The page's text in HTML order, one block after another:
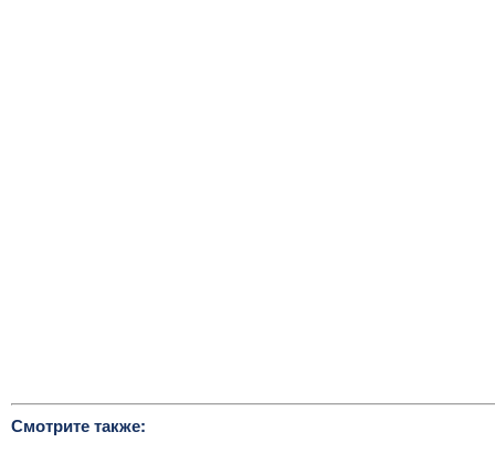
Смотрите также: